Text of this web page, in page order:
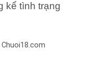
kể tình trạng